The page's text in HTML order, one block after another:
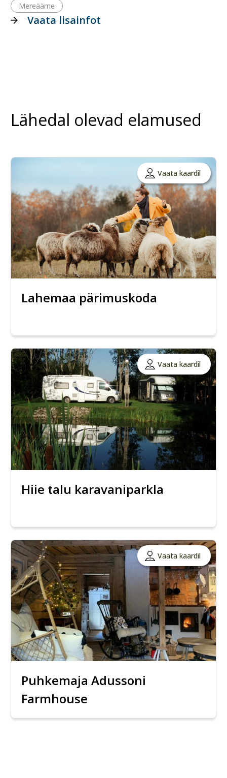
Mereäärne
Vaata lisainfot
Lähedal olevad elamused
Vaata kaardil
Lahemaa pärimuskoda
Vaata kaardil
Hiie talu karavaniparkla
Vaata kaardil
Puhkemaja Adussoni
Farmhouse